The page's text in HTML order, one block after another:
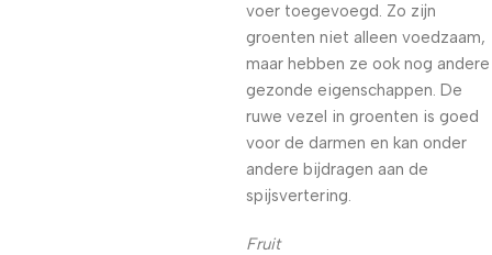
voer toegevoegd. Zo zijn
groenten niet alleen voedzaam,
maar hebben ze ook nog andere
gezonde eigenschappen. De
ruwe vezel in groenten is goed
voor de darmen en kan onder
andere bijdragen aan de
spijsvertering.
Fruit